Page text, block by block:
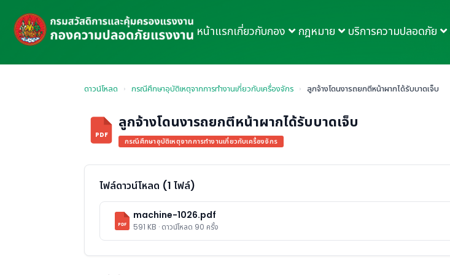
หน้าแรกเกี่ยวกับกอง กฎหมาย บริการความปลอดภัย
ดาวน์โหลด › กรณีศึกษาอุบัติเหตุจากการทำงานเกี่ยวกับเครื่องจักร › ลูกจ้างโดนงารถยกตีหน้าผากได้รับบาดเจ็บ
PDF
ลูกจ้างโดนงารถยกตีหน้าผากได้รับบาดเจ็บ
กรณีศึกษาอุบัติเหตุจากการทำงานเกี่ยวกับเครื่องจักร
ไฟล์ดาวน์โหลด (1 ไฟล์)
PDF
machine-1026.pdf
591 KB · ดาวน์โหลด 90 ครั้ง